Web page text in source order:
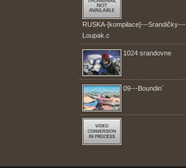
RUSKA-[kompilace]---Srandičky---
Loupak.c
1024 srandovne
09---Boundin´